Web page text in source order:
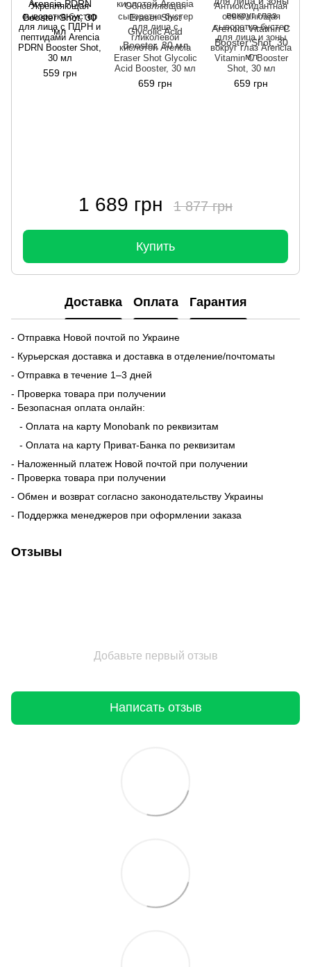
Укрепляющая
сыворотка-бустер
для лица с ПДРН и
пептидами Arencia
PDRN Booster Shot,
30 мл
559 грн
Обновляющая
сыворотка-бустер
для лица с
гликолевой
кислотой Arencia
Eraser Shot Glycolic
Acid Booster, 30 мл
659 грн
Антиоксидантная
осветляющая
сыворотка-бустер
для лица и зоны
вокруг глаз Arencia
Vitamin C Booster
Shot, 30 мл
659 грн
1 689 грн 1 877 грн
Купить
Доставка Оплата Гарантия
- Отправка Новой почтой по Украине
- Курьерская доставка и доставка в отделение/почтоматы
- Отправка в течение 1–3 дней
- Проверка товара при получении
- Безопасная оплата онлайн:
- Оплата на карту Monobank по реквизитам
- Оплата на карту Приват-Банка по реквизитам
- Наложенный платеж Новой почтой при получении
- Проверка товара при получении
- Обмен и возврат согласно законодательству Украины
- Поддержка менеджеров при оформлении заказа
Отзывы
Добавьте первый отзыв
Написать отзыв